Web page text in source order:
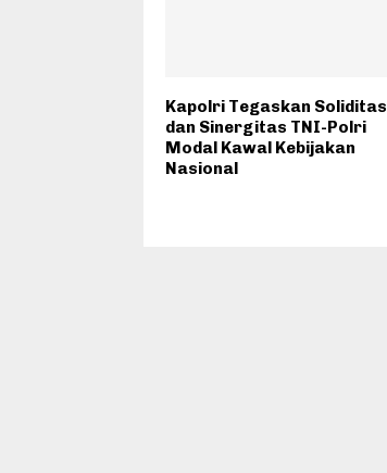
Kapolri Tegaskan Soliditas
dan Sinergitas TNI-Polri
Modal Kawal Kebijakan
Nasional